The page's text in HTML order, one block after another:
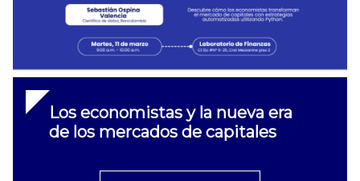
Los economistas y la nueva era
de los mercados de capitales